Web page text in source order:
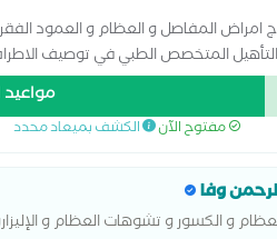
امراض المفاصل و العظام و العمود
التأهيل المتخصص الطبي في توصيف
مواعيد
مفتوح الآن الكشف بميعاد محدد
وفا
و الكسور و تشوهات العظام و